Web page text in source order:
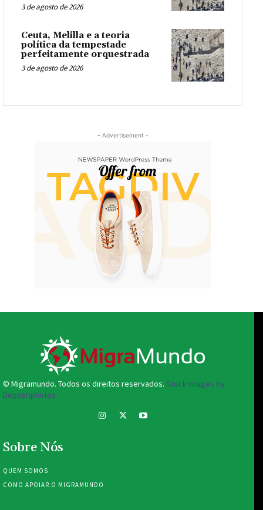
3 de agosto de 2026
Ceuta, Melilla e a teoria
política da tempestade
perfeitamente orquestrada
3 de agosto de 2026
- Advertisement -
© Migramundo. Todos os direitos reservados. Stock images by
Depositphotos.
Sobre Nós
QUEM SOMOS
COMO APOIAR O MIGRAMUNDO